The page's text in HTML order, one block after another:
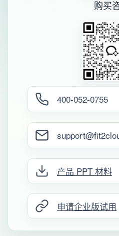
购买
400-052-0755
产品 PPT 材料
申请企业版试用